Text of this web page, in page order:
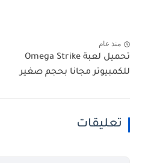
منذ عام
تحميل لعبة Omega Strike
للكمبيوتر مجانا بحجم صغير
تعليقات